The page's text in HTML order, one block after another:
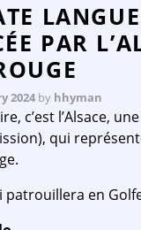
PAR
2024 by hhyman
c’est l’Alsace, une
qui
patrouillera en